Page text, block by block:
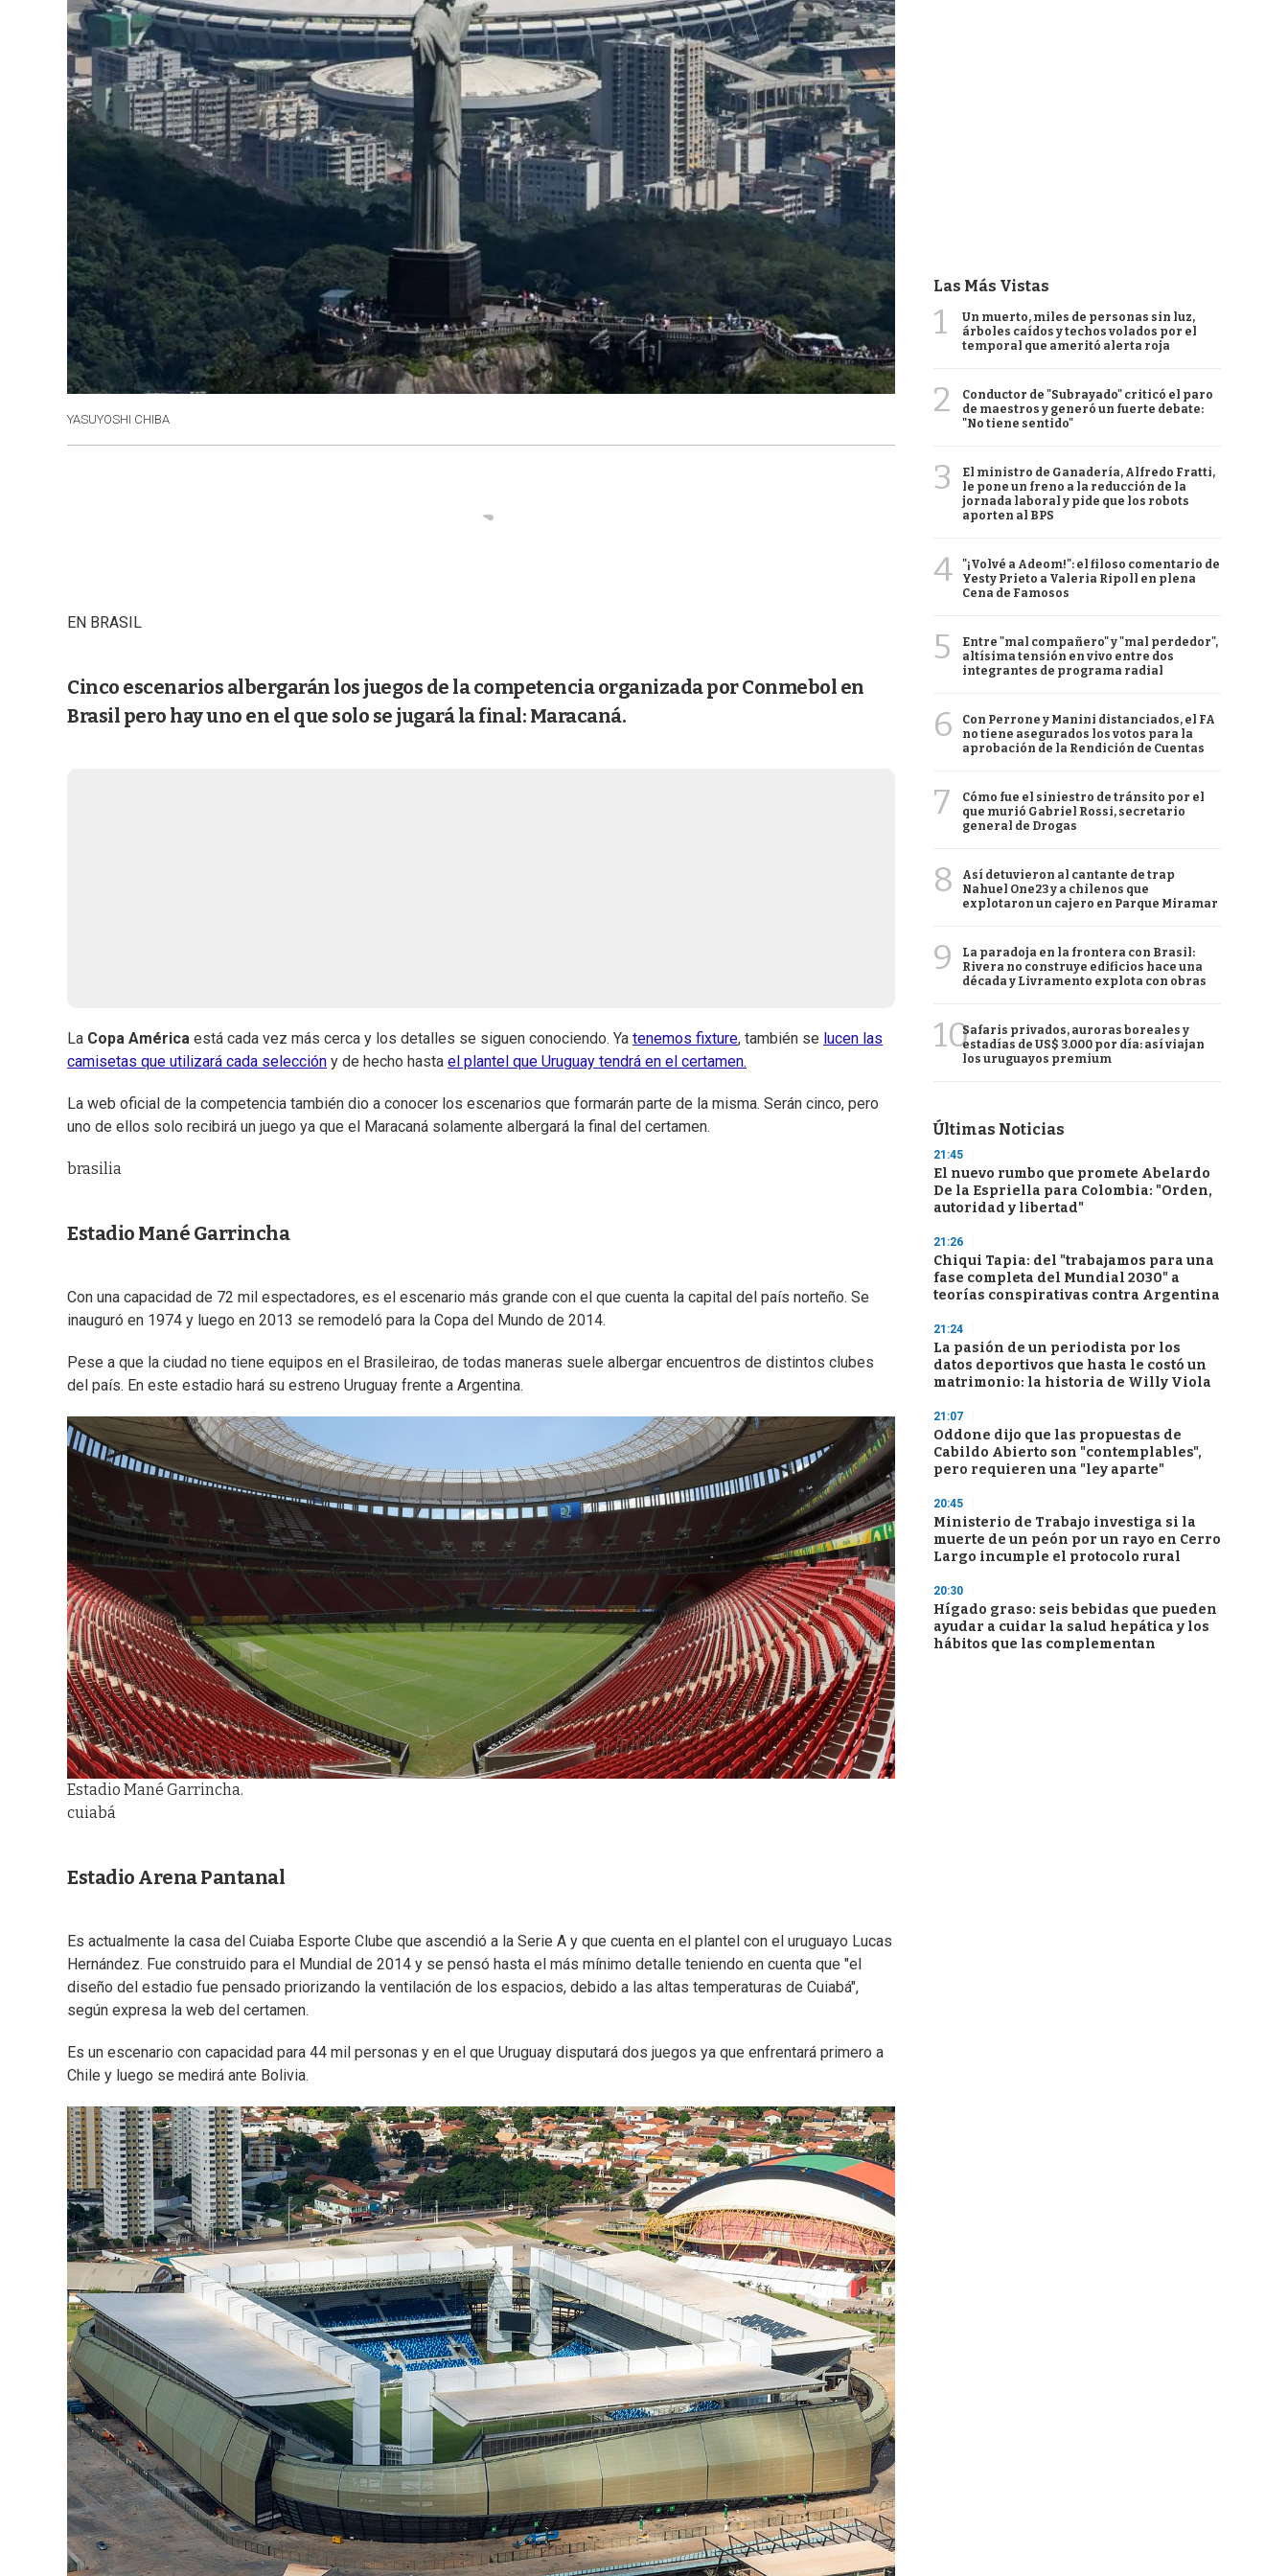
YASUYOSHI CHIBA
EN BRASIL
Cinco escenarios albergarán los juegos de la competencia organizada por Conmebol en
Brasil pero hay uno en el que solo se jugará la final: Maracaná.
La Copa América está cada vez más cerca y los detalles se siguen conociendo. Ya tenemos fixture, también se lucen las
camisetas que utilizará cada selección y de hecho hasta el plantel que Uruguay tendrá en el certamen.
La web oficial de la competencia también dio a conocer los escenarios que formarán parte de la misma. Serán cinco, pero
uno de ellos solo recibirá un juego ya que el Maracaná solamente albergará la final del certamen.
brasilia
Estadio Mané Garrincha
Con una capacidad de 72 mil espectadores, es el escenario más grande con el que cuenta la capital del país norteño. Se
inauguró en 1974 y luego en 2013 se remodeló para la Copa del Mundo de 2014.
Pese a que la ciudad no tiene equipos en el Brasileirao, de todas maneras suele albergar encuentros de distintos clubes
del país. En este estadio hará su estreno Uruguay frente a Argentina.
Estadio Mané Garrincha.
cuiabá
Estadio Arena Pantanal
Es actualmente la casa del Cuiaba Esporte Clube que ascendió a la Serie A y que cuenta en el plantel con el uruguayo Lucas
Hernández. Fue construido para el Mundial de 2014 y se pensó hasta el más mínimo detalle teniendo en cuenta que "el
diseño del estadio fue pensado priorizando la ventilación de los espacios, debido a las altas temperaturas de Cuiabá",
según expresa la web del certamen.
Es un escenario con capacidad para 44 mil personas y en el que Uruguay disputará dos juegos ya que enfrentará primero a
Chile y luego se medirá ante Bolivia.
Las Más Vistas
1
Un muerto, miles de personas sin luz,
árboles caídos y techos volados por el
temporal que ameritó alerta roja
2
Conductor de "Subrayado" criticó el paro
de maestros y generó un fuerte debate:
"No tiene sentido"
3
El ministro de Ganadería, Alfredo Fratti,
le pone un freno a la reducción de la
jornada laboral y pide que los robots
aporten al BPS
4
"¡Volvé a Adeom!": el filoso comentario de
Yesty Prieto a Valeria Ripoll en plena
Cena de Famosos
5
Entre "mal compañero" y "mal perdedor",
altísima tensión en vivo entre dos
integrantes de programa radial
6
Con Perrone y Manini distanciados, el FA
no tiene asegurados los votos para la
aprobación de la Rendición de Cuentas
7
Cómo fue el siniestro de tránsito por el
que murió Gabriel Rossi, secretario
general de Drogas
8
Así detuvieron al cantante de trap
Nahuel One23 y a chilenos que
explotaron un cajero en Parque Miramar
9
La paradoja en la frontera con Brasil:
Rivera no construye edificios hace una
década y Livramento explota con obras
10Safaris privados, auroras boreales y
estadías de US$ 3.000 por día: así viajan
los uruguayos premium
Últimas Noticias
21:45
El nuevo rumbo que promete Abelardo
De la Espriella para Colombia: "Orden,
autoridad y libertad"
21:26
Chiqui Tapia: del "trabajamos para una
fase completa del Mundial 2030" a
teorías conspirativas contra Argentina
21:24
La pasión de un periodista por los
datos deportivos que hasta le costó un
matrimonio: la historia de Willy Viola
21:07
Oddone dijo que las propuestas de
Cabildo Abierto son "contemplables",
pero requieren una "ley aparte"
20:45
Ministerio de Trabajo investiga si la
muerte de un peón por un rayo en Cerro
Largo incumple el protocolo rural
20:30
Hígado graso: seis bebidas que pueden
ayudar a cuidar la salud hepática y los
hábitos que las complementan